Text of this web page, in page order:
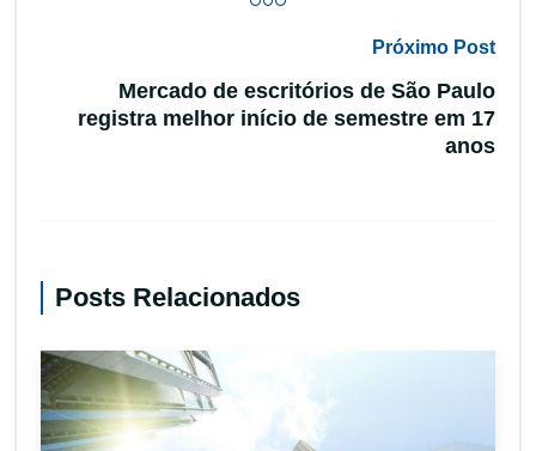
Próximo Post
Mercado de escritórios de São Paulo
registra melhor início de semestre em 17
anos
Posts Relacionados